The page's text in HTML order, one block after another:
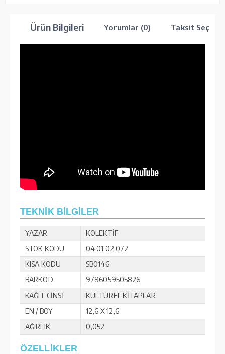
Ürün Bilgileri Yorumlar (0) Taksit
TEKNİK BİLGİLER
YAZAR
KOLEKTİF
STOK KODU
04 01 02 072
KISA KODU
SB0146
BARKOD
9786059505826
KAĞIT CİNSİ
KÜLTÜREL KİTAPLAR
EN / BOY
12,6 X 12,6
AĞIRLIK
0,052
ÖZELLİKLER